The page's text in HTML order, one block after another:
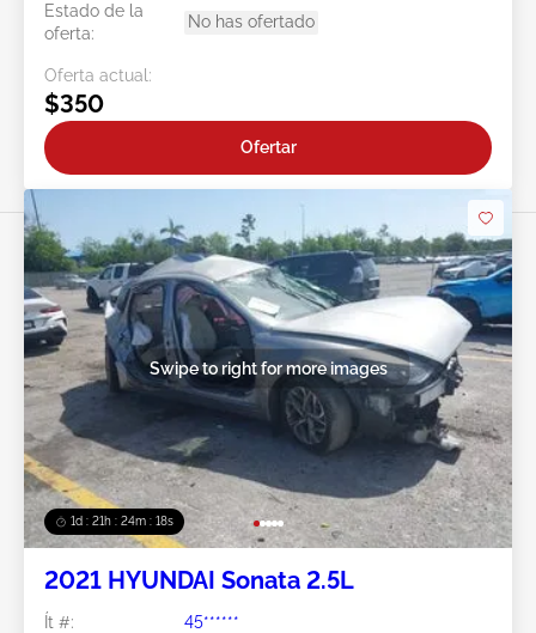
Estado de la
oferta:
No has ofertado
Oferta actual:
$350
Ofertar
1d : 21h : 24m : 15s
Swipe to right for more images
2021 HYUNDAI Sonata 2.5L
Ít #:
45******